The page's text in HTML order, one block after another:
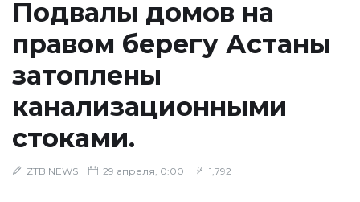
Подвалы домов на
правом берегу Астаны
затоплены
канализационными
стоками.
ZTB NEWS 29 апреля, 0:00 1,792